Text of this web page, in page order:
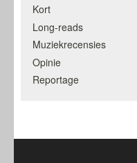
Kort
Long-reads
Muziekrecensies
Opinie
Reportage